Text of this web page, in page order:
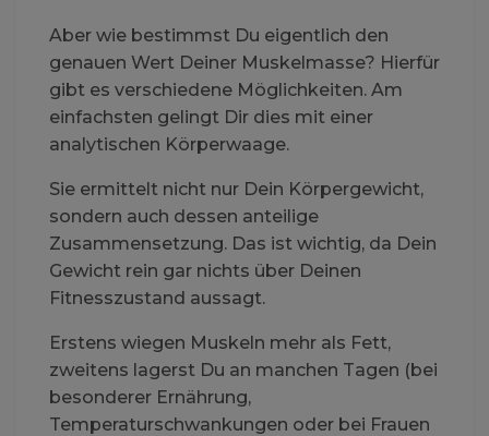
Aber wie bestimmst Du eigentlich den
genauen Wert Deiner Muskelmasse? Hierfür
gibt es verschiedene Möglichkeiten. Am
einfachsten gelingt Dir dies mit einer
analytischen Körperwaage.
Sie ermittelt nicht nur Dein Körpergewicht,
sondern auch dessen anteilige
Zusammensetzung. Das ist wichtig, da Dein
Gewicht rein gar nichts über Deinen
Fitnesszustand aussagt.
Erstens wiegen Muskeln mehr als Fett,
zweitens lagerst Du an manchen Tagen (bei
besonderer Ernährung,
Temperaturschwankungen oder bei Frauen